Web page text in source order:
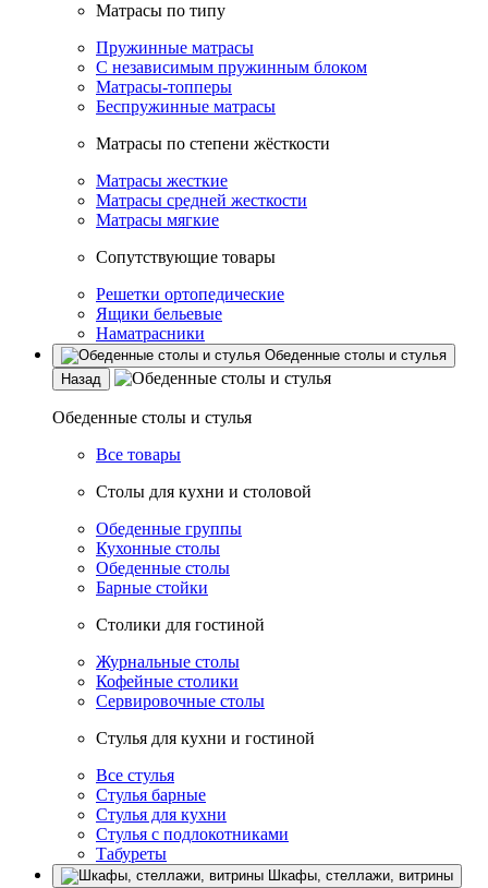
Матрасы по типу
Пружинные матрасы
С независимым пружинным блоком
Матрасы-топперы
Беспружинные матрасы
Матрасы по степени жёсткости
Матрасы жесткие
Матрасы средней жесткости
Матрасы мягкие
Сопутствующие товары
Решетки ортопедические
Ящики бельевые
Наматрасники
Обеденные столы и стулья
Назад
Обеденные столы и стулья
Все товары
Столы для кухни и столовой
Обеденные группы
Кухонные столы
Обеденные столы
Барные стойки
Столики для гостиной
Журнальные столы
Кофейные столики
Сервировочные столы
Стулья для кухни и гостиной
Все стулья
Стулья барные
Стулья для кухни
Стулья с подлокотниками
Табуреты
Шкафы, стеллажи, витрины